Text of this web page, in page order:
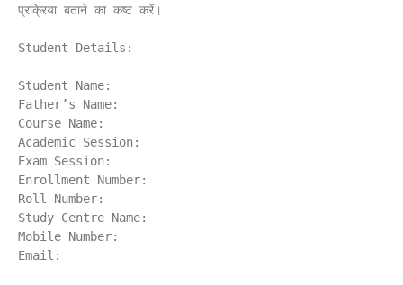
प्रक्रिया बताने का कष्ट करें।
Student Details:
Student Name:
Father’s Name:
Course Name:
Academic Session:
Exam Session:
Enrollment Number:
Roll Number:
Study Centre Name:
Mobile Number:
Email: